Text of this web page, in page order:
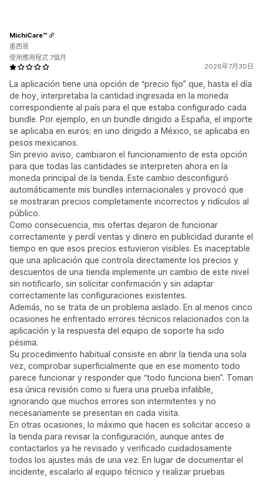
2026年7月30日
La aplicación tiene una opción de “precio fijo” que, hasta el día
de hoy, interpretaba la cantidad ingresada en la moneda
correspondiente al país para el que estaba configurado cada
bundle. Por ejemplo, en un bundle dirigido a España, el importe
se aplicaba en euros; en uno dirigido a México, se aplicaba en
pesos mexicanos.
Sin previo aviso, cambiaron el funcionamiento de esta opción
para que todas las cantidades se interpreten ahora en la
moneda principal de la tienda. Este cambio desconfiguró
automáticamente mis bundles internacionales y provocó que
se mostraran precios completamente incorrectos y ridículos al
público.
Como consecuencia, mis ofertas dejaron de funcionar
correctamente y perdí ventas y dinero en publicidad durante el
tiempo en que esos precios estuvieron visibles. Es inaceptable
que una aplicación que controla directamente los precios y
descuentos de una tienda implemente un cambio de este nivel
sin notificarlo, sin solicitar confirmación y sin adaptar
correctamente las configuraciones existentes.
Además, no se trata de un problema aislado. En al menos cinco
ocasiones he enfrentado errores técnicos relacionados con la
aplicación y la respuesta del equipo de soporte ha sido
pésima.
Su procedimiento habitual consiste en abrir la tienda una sola
vez, comprobar superficialmente que en ese momento todo
parece funcionar y responder que “todo funciona bien”. Toman
esa única revisión como si fuera una prueba infalible,
ignorando que muchos errores son intermitentes y no
necesariamente se presentan en cada visita.
En otras ocasiones, lo máximo que hacen es solicitar acceso a
la tienda para revisar la configuración, aunque antes de
contactarlos ya he revisado y verificado cuidadosamente
todos los ajustes más de una vez. En lugar de documentar el
incidente, escalarlo al equipo técnico y realizar pruebas
MichiCare™
墨西哥
使用應用程式 7個月